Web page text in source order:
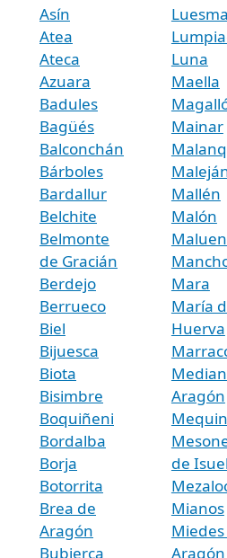
Asín
Atea
Ateca
Azuara
Badules
Bagüés
Balconchán
Bárboles
Bardallur
Belchite
Belmonte
de Gracián
Berdejo
Berrueco
Biel
Bijuesca
Biota
Bisimbre
Boquiñeni
Bordalba
Borja
Botorrita
Brea de
Aragón
Bubierca
Luesma
Luna
Maella
Mainar
Mallén
Malón
Mara
María
Huerva
Aragón
de
Mianos
Aragón